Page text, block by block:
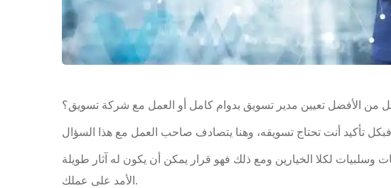
من الأفضل تعيين مدير تسويق بدوام كامل أو العمل مع شركة تسويق؟
وسلبيات لكلا الخيارين ومع ذلك فهو قرار يمكن أن يكون له آثار طويلة
الأمد على عملك.